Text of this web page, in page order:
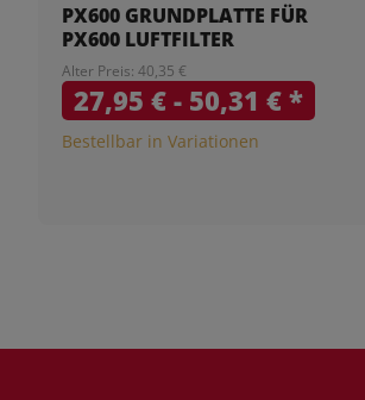
PX600 GRUNDPLATTE FÜR
PX600 LUFTFILTER
Alter Preis: 40,35 €
27,95 € - 50,31 €*
Bestellbar in Variationen